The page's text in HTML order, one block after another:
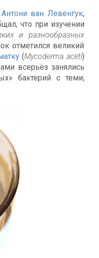
Антони ван Левенгук,
что при изучении
и разнообразных
отметился великий
(Mycoderma aceti)
всерьёз занялись
бактерий с теми,